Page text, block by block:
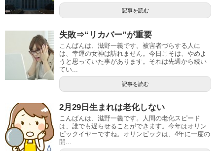
記事を読む
失敗⇒“リカバー”が重要
こんばんは、滋野一義です。被害者づらする人に
は、幸運の女神は訪れません。今日こそは、やめよ
うと思っていた事があります。それは先週から続い
てい...
記事を読む
2月29日生まれは老化しない
こんばんは、滋野一義です。人間の老化スピード
は、誰でも遅らせることができます。今年はオリン
ピックイヤーですね。オリンピックは、4年に一度の
開...